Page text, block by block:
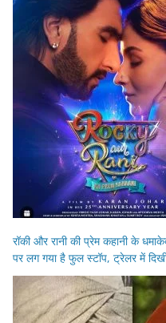
रॉकी और रानी की प्रेम कहानी के
पर लग गया है फुल स्टॉप, ट्रेलर में दिखी